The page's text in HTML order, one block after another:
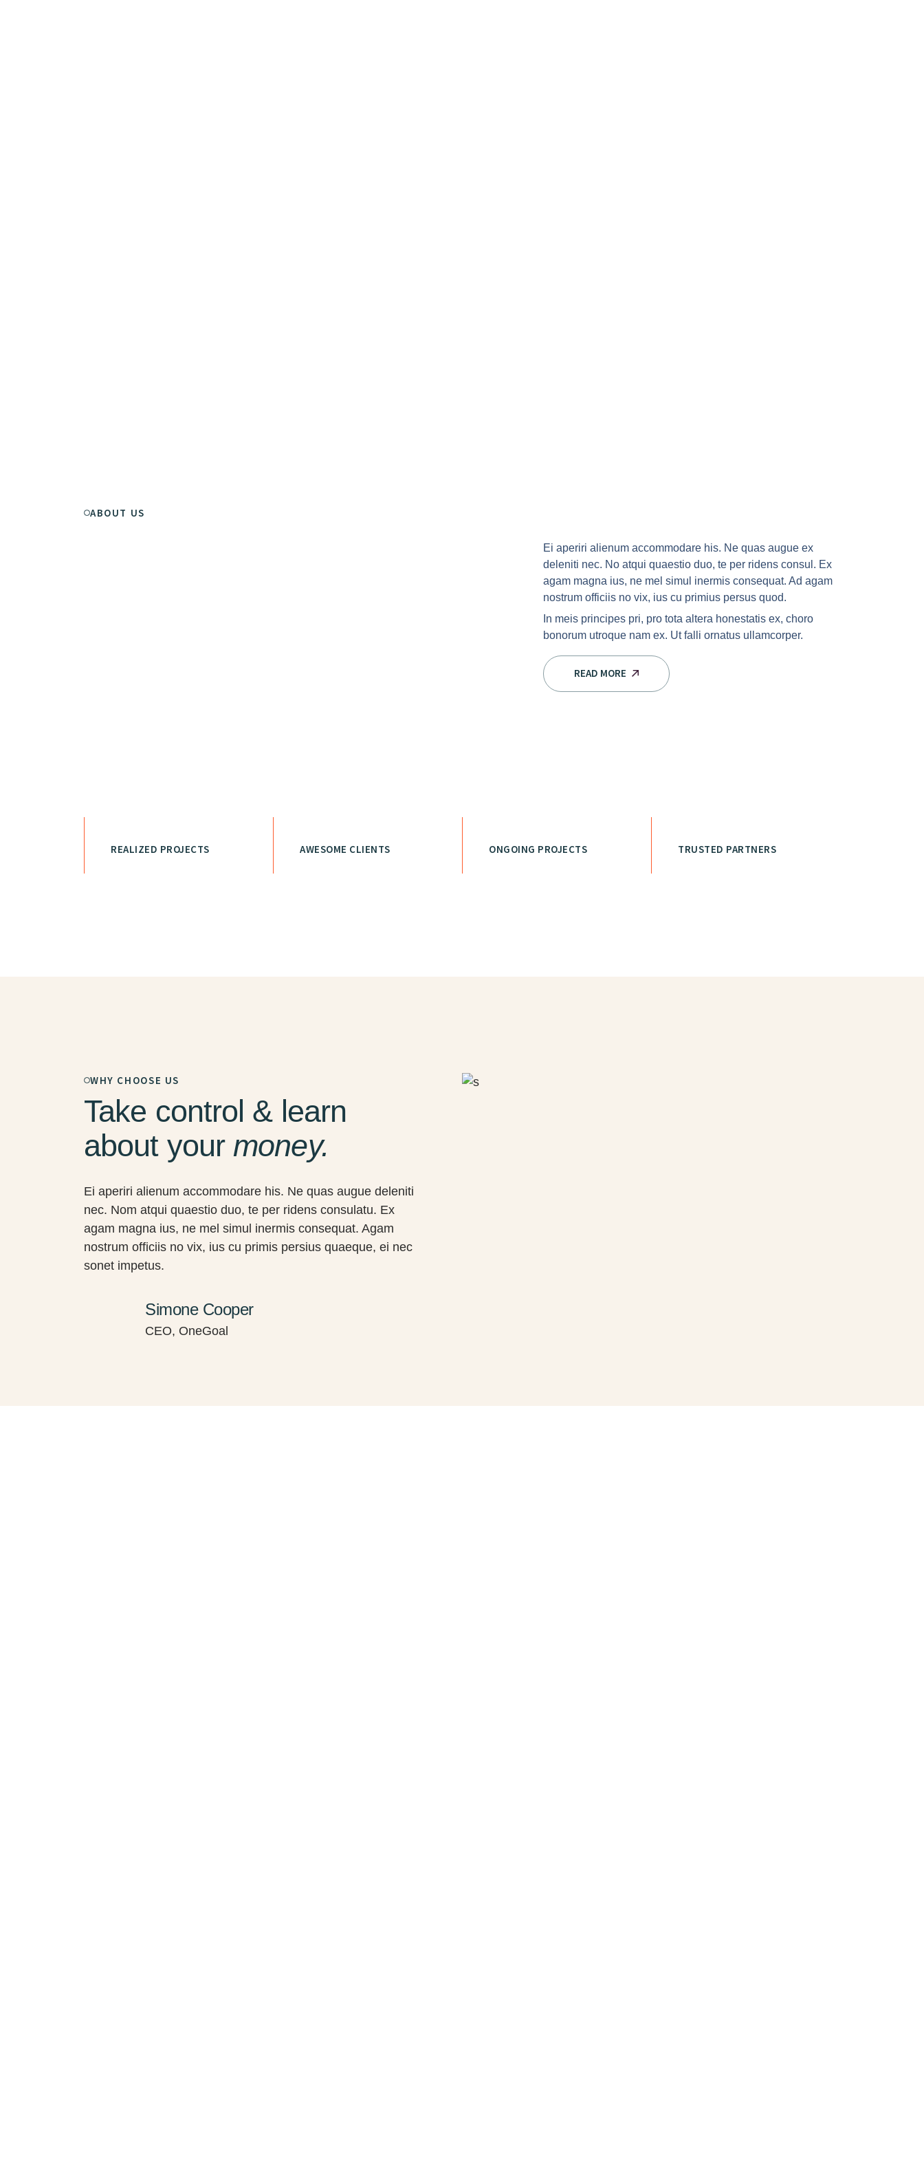
ABOUT US
Ei aperiri alienum accommodare his. Ne quas augue ex
deleniti nec. No atqui quaestio duo, te per ridens consul. Ex
agam magna ius, ne mel simul inermis consequat. Ad agam
nostrum officiis no vix, ius cu primius persus quod.
In meis principes pri, pro tota altera honestatis ex, choro
bonorum utroque nam ex. Ut falli ornatus ullamcorper.
READ MORE
REALIZED PROJECTS AWESOME CLIENTS ONGOING PROJECTS TRUSTED PARTNERS
WHY CHOOSE US
Take control & learn
about your money.
Ei aperiri alienum accommodare his. Ne quas augue deleniti
nec. Nom atqui quaestio duo, te per ridens consulatu. Ex
agam magna ius, ne mel simul inermis consequat. Agam
nostrum officiis no vix, ius cu primis persius quaeque, ei nec
sonet impetus.
Simone Cooper
CEO, OneGoal